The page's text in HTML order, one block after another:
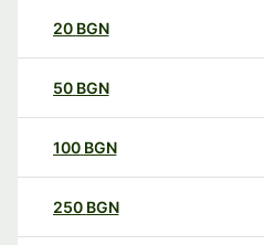
20 BGN
50 BGN
100 BGN
250 BGN